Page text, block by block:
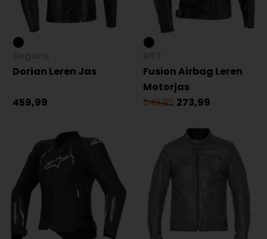
Dorian Leren Jas
459,99
Fusion Airbag Leren
Motorjas
549,95 273,99